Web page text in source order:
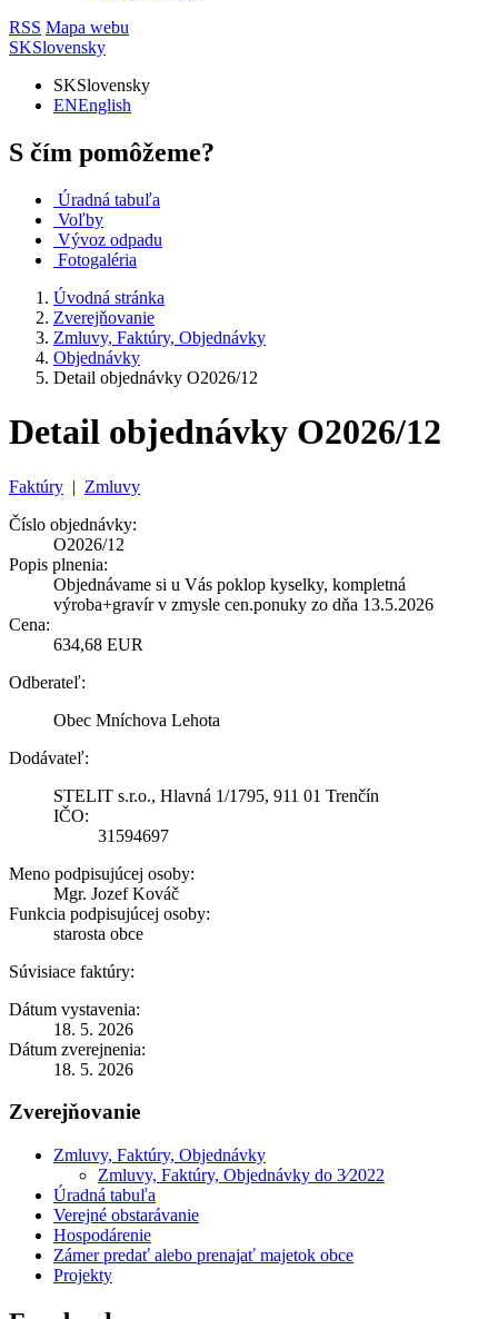
RSS Mapa webu
SKSlovensky
SKSlovensky
ENEnglish
S čím pomôžeme?
Úradná tabuľa
Voľby
Vývoz odpadu
Fotogaléria
Úvodná stránka
Zverejňovanie
Zmluvy, Faktúry, Objednávky
Objednávky
Detail objednávky O2026/12
Detail objednávky O2026/12
Faktúry | Zmluvy
Číslo objednávky:
O2026/12
Popis plnenia:
Objednávame si u Vás poklop kyselky, kompletná
výroba+gravír v zmysle cen.ponuky zo dňa 13.5.2026
Cena:
634,68 EUR
Odberateľ:
Obec Mníchova Lehota
Dodávateľ:
STELIT s.r.o., Hlavná 1/1795, 911 01 Trenčín
IČO:
31594697
Meno podpisujúcej osoby:
Mgr. Jozef Kováč
Funkcia podpisujúcej osoby:
starosta obce
Súvisiace faktúry:
Dátum vystavenia:
18. 5. 2026
Dátum zverejnenia:
18. 5. 2026
Zverejňovanie
Zmluvy, Faktúry, Objednávky
Zmluvy, Faktúry, Objednávky do 3⁄2022
Úradná tabuľa
Verejné obstarávanie
Hospodárenie
Zámer predať alebo prenajať majetok obce
Projekty